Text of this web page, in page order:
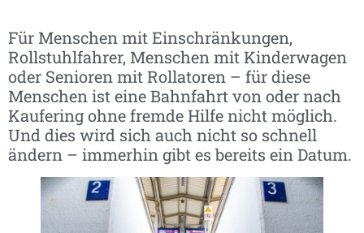
Für Menschen mit Einschränkungen,
Rollstuhlfahrer, Menschen mit Kinderwagen
oder Senioren mit Rollatoren – für diese
Menschen ist eine Bahnfahrt von oder nach
Kaufering ohne fremde Hilfe nicht möglich.
Und dies wird sich auch nicht so schnell
ändern – immerhin gibt es bereits ein Datum.